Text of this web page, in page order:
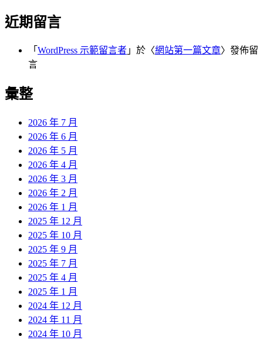
近期留言
「 WordPress 示範留言者 」於〈網站第一篇文章〉發佈留
言
彙整
2026 年 7 月
2026 年 6 月
2026 年 5 月
2026 年 4 月
2026 年 3 月
2026 年 2 月
2026 年 1 月
2025 年 12 月
2025 年 10 月
2025 年 9 月
2025 年 7 月
2025 年 4 月
2025 年 1 月
2024 年 12 月
2024 年 11 月
2024 年 10 月